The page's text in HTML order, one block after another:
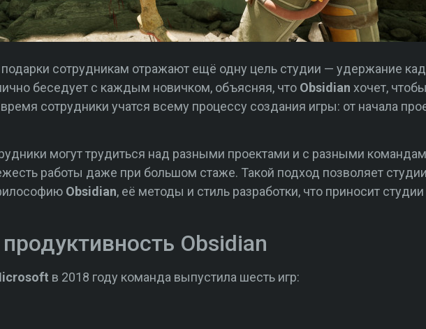
подарки сотрудникам отражают ещё одну цель студии — удержание
беседует с каждым новичком, объясняя, что Obsidian хочет,
сотрудники учатся всему процессу создания игры: от начала
могут трудиться над разными проектами и с разными
работы даже при большом стаже. Такой подход позволяет
Obsidian, её методы и стиль разработки, что приносит
Obsidian
в 2018 году команда выпустила шесть игр: